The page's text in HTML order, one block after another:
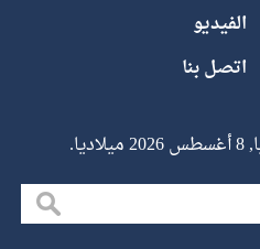
الفيديو
اتصل بنا